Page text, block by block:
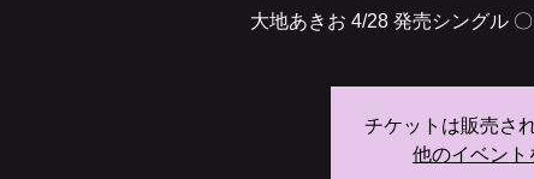
大地あきお 4/28 発売シングル
チケットは販売さ
他のイベント